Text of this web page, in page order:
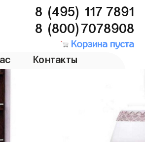
8 (495) 117 7891
8 (800)7078908
Корзина пуста
Контакты